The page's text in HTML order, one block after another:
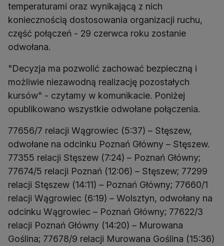
temperaturami oraz wynikającą z nich
koniecznością dostosowania organizacji ruchu,
część połączeń - 29 czerwca roku zostanie
odwołana.
"Decyzja ma pozwolić zachować bezpieczną i
możliwie niezawodną realizację pozostałych
kursów" - czytamy w komunikacie. Poniżej
opublikowano wszystkie odwołane połączenia.
77656/7 relacji Wągrowiec (5:37) – Stęszew,
odwołane na odcinku Poznań Główny – Stęszew.
77355 relacji Stęszew (7:24) – Poznań Główny;
77674/5 relacji Poznań (12:06) – Stęszew; 77299
relacji Stęszew (14:11) – Poznań Główny; 77660/1
relacji Wągrowiec (6:19) – Wolsztyn, odwołany na
odcinku Wągrowiec – Poznań Główny; 77622/3
relacji Poznań Główny (14:20) – Murowana
Goślina; 77678/9 relacji Murowana Goślina (15:36)